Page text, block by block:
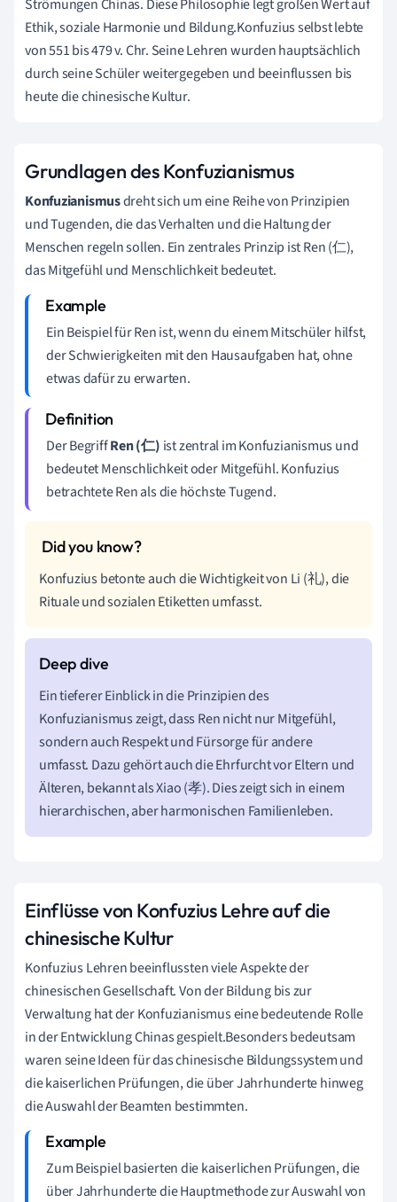
Strömungen Chinas. Diese Philosophie legt großen Wert auf
Ethik, soziale Harmonie und Bildung.Konfuzius selbst lebte
von 551 bis 479 v. Chr. Seine Lehren wurden hauptsächlich
durch seine Schüler weitergegeben und beeinflussen bis
heute die chinesische Kultur.
Grundlagen des Konfuzianismus
Konfuzianismusdreht sich um eine Reihe von Prinzipien
und Tugenden, die das Verhalten und die Haltung der
Menschen regeln sollen. Ein zentrales Prinzip ist Ren (仁),
das Mitgefühl und Menschlichkeit bedeutet.
Ein Beispiel für Ren ist, wenn du einem Mitschüler hilfst,
der Schwierigkeiten mit den Hausaufgaben hat, ohne
etwas dafür zu erwarten.
Der BegriffRen (仁) ist zentral im Konfuzianismus und
bedeutet Menschlichkeit oder Mitgefühl. Konfuzius
betrachtete Ren als die höchste Tugend.
Konfuzius betonte auch die Wichtigkeit von Li (礼), die
Rituale und sozialen Etiketten umfasst.
Ein tieferer Einblick in die Prinzipien des
Konfuzianismus zeigt, dass Ren nicht nur Mitgefühl,
sondern auch Respekt und Fürsorge für andere
umfasst. Dazu gehört auch die Ehrfurcht vor Eltern und
Älteren, bekannt als Xiao (孝). Dies zeigt sich in einem
hierarchischen, aber harmonischen Familienleben.
Einflüsse von Konfuzius Lehre auf die
chinesische Kultur
Konfuzius Lehren beeinflussten viele Aspekte der
chinesischen Gesellschaft. Von der Bildung bis zur
Verwaltung hat der Konfuzianismus eine bedeutende Rolle
in der Entwicklung Chinas gespielt.Besonders bedeutsam
waren seine Ideen für das chinesische Bildungssystem und
die kaiserlichen Prüfungen, die über Jahrhunderte hinweg
die Auswahl der Beamten bestimmten.
Zum Beispiel basierten die kaiserlichen Prüfungen, die
über Jahrhunderte die Hauptmethode zur Auswahl von